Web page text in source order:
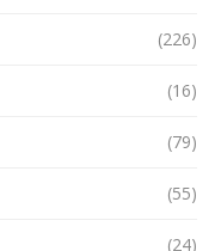
(226)
(16)
(79)
(55)
(24)